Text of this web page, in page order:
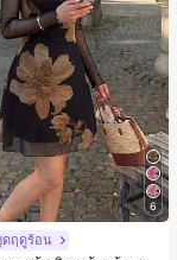
6
ฤดูร้อน